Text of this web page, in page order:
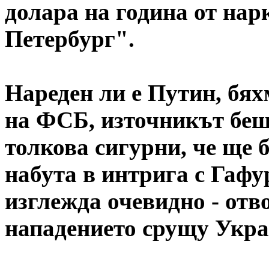
долара на година от
Петербург".
Нареден ли е Путин,
на ФСБ, източникът
толкова сигурни, че ще
набута в интрига с
изглежда очевидно -
нападението срущу